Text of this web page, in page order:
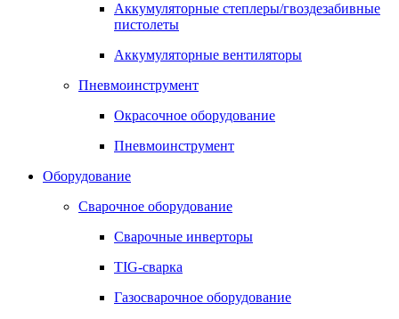
Аккумуляторные степлеры/гвоздезабивные
пистолеты
Аккумуляторные вентиляторы
Пневмоинструмент
Окрасочное оборудование
Пневмоинструмент
Оборудование
Сварочное оборудование
Сварочные инверторы
TIG-сварка
Газосварочное оборудование